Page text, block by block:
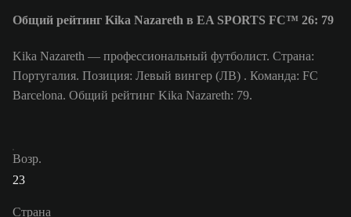
Общий рейтинг Kika Nazareth в EA SPORTS FC™ 26: 79
Kika Nazareth — профессиональный футболист. Страна:
Португалия. Позиция: Левый вингер (ЛВ) . Команда: FC
Barcelona. Общий рейтинг Kika Nazareth: 79.
Возр.
23
Страна